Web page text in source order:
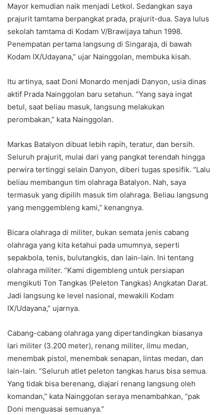
Mayor kemudian naik menjadi Letkol. Sedangkan saya
prajurit tamtama berpangkat prada, prajurit-dua. Saya lulus
sekolah tamtama di Kodam V/Brawijaya tahun 1998.
Penempatan pertama langsung di Singaraja, di bawah
Kodam IX/Udayana,” ujar Nainggolan, membuka kisah.
Itu artinya, saat Doni Monardo menjadi Danyon, usia dinas
aktif Prada Nainggolan baru setahun. “Yang saya ingat
betul, saat beliau masuk, langsung melakukan
perombakan,” kata Nainggolan.
Markas Batalyon dibuat lebih rapih, teratur, dan bersih.
Seluruh prajurit, mulai dari yang pangkat terendah hingga
perwira tertinggi selain Danyon, diberi tugas spesifik. “Lalu
beliau membangun tim olahraga Batalyon. Nah, saya
termasuk yang dipilih masuk tim olahraga. Beliau langsung
yang menggembleng kami,” kenangnya.
Bicara olahraga di militer, bukan semata jenis cabang
olahraga yang kita ketahui pada umumnya, seperti
sepakbola, tenis, bulutangkis, dan lain-lain. Ini tentang
olahraga militer. “Kami digembleng untuk persiapan
mengikuti Ton Tangkas (Peleton Tangkas) Angkatan Darat.
Jadi langsung ke level nasional, mewakili Kodam
IX/Udayana,” ujarnya.
Cabang-cabang olahraga yang dipertandingkan biasanya
lari militer (3.200 meter), renang militer, ilmu medan,
menembak pistol, menembak senapan, lintas medan, dan
lain-lain. “Seluruh atlet peleton tangkas harus bisa semua.
Yang tidak bisa berenang, diajari renang langsung oleh
komandan,” kata Nainggolan seraya menambahkan, “pak
Doni menguasai semuanya.”